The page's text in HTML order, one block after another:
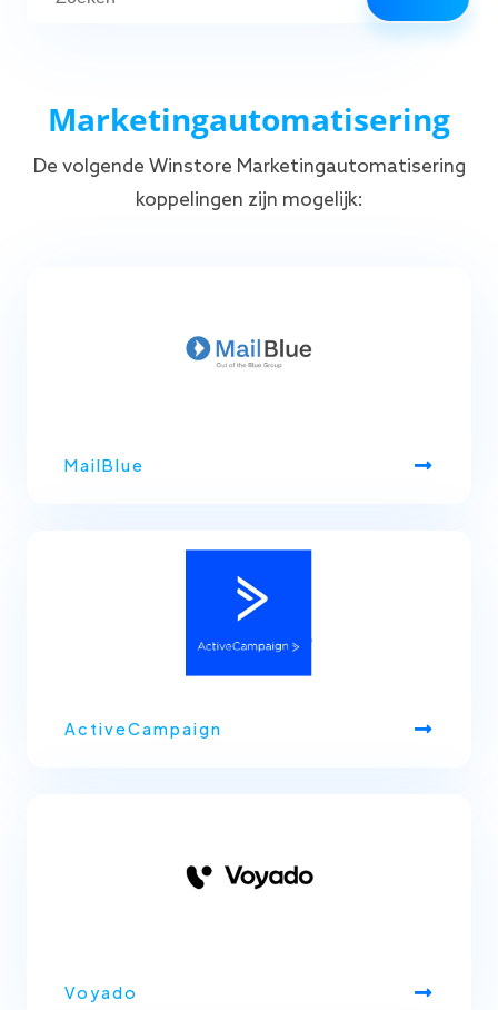
Marketingautomatisering
De volgende Winstore Marketingautomatisering
koppelingen zijn mogelijk:
MailBlue
ActiveCampaign
Voyado